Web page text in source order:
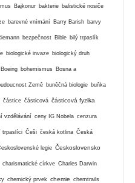
Bajkonur bakterie balistické nosiče
barevné vnímání Barry Barish barvy
bezpečnost Bible bilý trpaslík
biologické invaze biologický druh
Boeing bohemismus Bosna a
Země buněčná biologie buňka
částice částicová částicová fyzika
vzdělávání ceny IG Nobela cenzura
trpaslíci Češi česká kotlina Česká
legie Československo
charismatické církve Charles Darwin
chemický prvek chemie chemtrails